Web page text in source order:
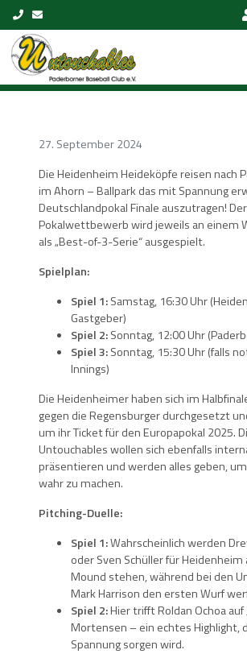
Skip to content
27. September 2024
Die Heidenheim Heideköpfe reisen nach
im Ahorn – Ballpark das mit Spannung
Deutschlandpokal Finale auszutragen!
Pokalwettbewerb wird jeweils an einem
als „Best-of-3-Serie“ ausgespielt.
Spielplan:
Spiel 1:Samstag, 16:30 Uhr
Gastgeber)
Spiel 2:Sonntag, 12:00 Uhr
Spiel 3:Sonntag, 15:30 Uhr (falls
Innings)
Die Heidenheimer haben sich im
gegen die Regensburger durchgesetzt
um ihr Ticket für den Europapokal 2025.
Untouchables wollen sich ebenfalls
präsentieren und werden alles geben,
wahr zu machen.
Pitching-Duelle:
Spiel 1:Wahrscheinlich werden
oder Sven Schüller für Heidenheim
Mound stehen, während bei den
Mark Harrison den ersten Wurf
Spiel 2:Hier trifft Roldan Ochoa auf
Mortensen – ein echtes Highlight,
Spannung sorgen wird.